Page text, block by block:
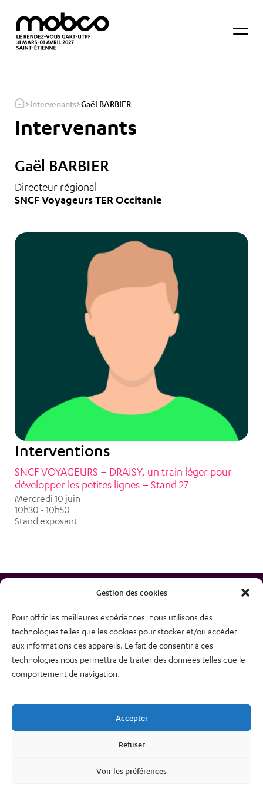
Gestion des cookies
Pour offrir les meilleures expériences, nous utilisons des
technologies telles que les cookies pour stocker et/ou accéder
aux informations des appareils. Le fait de consentir à ces
technologies nous permettra de traiter des données telles que le
comportement de navigation.
Accepter
Refuser
Voir les préférences
>Intervenants>Gaël BARBIER
Intervenants
Gaël BARBIER
Directeur régional
SNCF Voyageurs TER Occitanie
Interventions
SNCF VOYAGEURS – DRAISY, un train léger pour
développer les petites lignes – Stand 27
Mercredi 10 juin
10h30 - 10h50
Stand exposant
38, rue des Bourdonnais
Tél : 01 48 74 04 82
Nous contacter
Mentions légales – CGU
Politique de confidentialité